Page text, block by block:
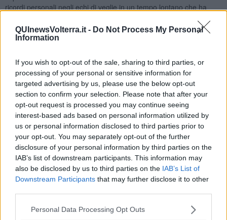
QUInewsVolterra.it - Do Not Process My Personal
Information
If you wish to opt-out of the sale, sharing to third parties, or
processing of your personal or sensitive information for
targeted advertising by us, please use the below opt-out
section to confirm your selection. Please note that after your
opt-out request is processed you may continue seeing
interest-based ads based on personal information utilized by
us or personal information disclosed to third parties prior to
your opt-out. You may separately opt-out of the further
disclosure of your personal information by third parties on the
IAB’s list of downstream participants. This information may
also be disclosed by us to third parties on the IAB’s List of
Downstream Participants that may further disclose it to other
Personal Data Processing Opt Outs
ricordi personali negli echi di veglie in un tempo lontano che ha
pagine del libro, ci si trova lì a giocare a ramino, a risuolare
scarponi o al circolo politico. Il lettore si trova ad associare i
abitante della montagna potrebbe aver conosciuto. Così la mente
bussa al cuore che, di rimando, come in un cerchio, riporta in
superficie volti conosciuti e aneddoti divenuti nel tempo eredità
comune di un’intera comunità. La condivisione di un passato,
seppure semplice, in cui ciascuno riconosce le sue radici identitarie,
acuisce il senso di appartenenza ad un luogo e ad un gruppo di
persone che, proprio in virtù di quel patrimonio comune di ricordi e
abitudini, vengono percepite come affini. Da questa associazione
tra le pagine del libro e il riconoscimento della propria
appartenenza a quel che è derivato da quel mondo, nasce un
sentimento di tenerezza.
A dispetto della durezza della vita nel dopoguerra e delle ferite
lasciate dal conflitto quello che emerge dal racconto è l’ attenzione
delle persone per il proprio prossimo, nei piccoli gesti che le
economie familiari potevano concedere, in un piatto di farinata di
cavolo, in una fetta di crostata, in un’immancabile bicchierino di